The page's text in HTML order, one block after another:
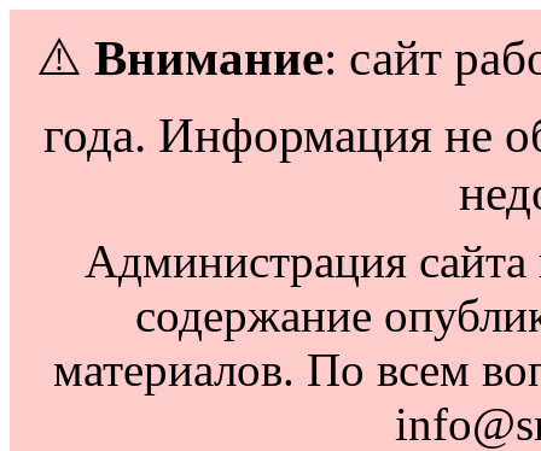
⚠️ Внимание: сайт
года. Информация не
Администрация сайта
содержание
материалов. По всем